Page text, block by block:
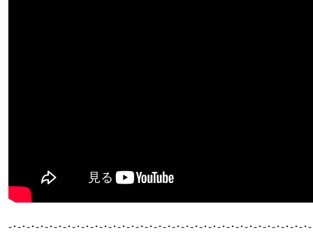
-･-･-･-･-･-･-･-･-･-･-･-･-･-･-･-･-･-･-･-･-･-･-･-･-･-･-･-･-･-･-･-･-･